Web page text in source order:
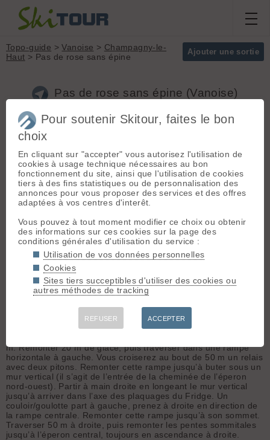
Ajouter une sortie
Topo-guide >Vanoise > Champagny-le-
Haut > Pas de rose sans épine
Pas de rose sans épine (Vanoise)
Sommet :
pointe
centrale de l'épéna
(3307 m)
Orientation :N
Dénivelé :900 m.
montée :
TD+
Difficulté ski :5.5
E4
Pente :
à 50 degrés, la
à 55 deg
Départ :
Champagny le bas > Champagny-le-
Haut.
Selon la saison et la course
envisagée, plusieurs départ
possibles:
Le Bois (1469m), parking du ski
Le Laisonnay (1580m): ouverture
de la route vers la mi-avril; terminus
carrossable.
Itinéraire :Départ commun
avec le pilier nord-ouest de la pointe
orientale de l'Épena et la voie Le
mieux, pour rejoindre la première grande rampe diagonale en
ascendance gauche. Au sommet de cette rampe, une longueur
de mixte M4, relais au sommet sur deux spits de 8. Traverser
m. Remonter 20 m de glace, puis traverser dans une rampe
horizontale à gauche. Vous croiserez au bout de 50 m un relais
avec deux pitons. Remonter cette rampe jusqu’à buter sous un
mur vertical (il s’agit de l’entrée de la cheminée de l’éperon
nord-ouest). Partir à main droite en longeant le mur vertical
jusqu’à arriver dans l’axe des plaquages du Fridge. Un
couloir/goulotte part à gauche, prenez à droite en direction de
la rampe centrale. Remonter cette rampe jusqu’à son sommet.
Traverser 50 m à droite, puis remonter les pentes sommitales
jusqu’à l’éperon central, toujours en ascendance à droite.
Pour soutenir Skitour, faites le bon
choix
En cliquant sur "accepter" vous autorisez l'utilisation de
cookies à usage technique nécessaires au bon
fonctionnement du site, ainsi que l'utilisation de cookies
tiers à des fins statistiques ou de personnalisation des
annonces pour vous proposer des services et des offres
adaptées à vos centres d'interêt.
Vous pouvez à tout moment modifier ce choix ou obtenir
des informations sur ces cookies sur la page des
conditions générales d'utilisation du service :
Utilisation de vos données personnelles
Cookies
Sites tiers succeptibles d'utiliser des cookies ou
autres méthodes de tracking
REFUSER ACCEPTER